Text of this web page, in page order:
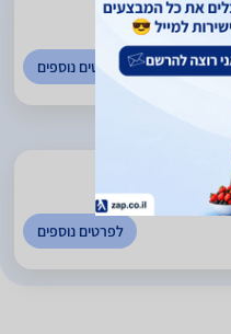
לפרטים נוספים
לפרטים נוספים